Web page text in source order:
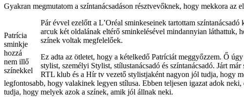
Gyakran megmutatom a színtanácsadáson résztvevőknek, hogy mekkora
Patrícia
sminkje
hozzá
nem illő
színekkel
Pár évvel ezelőtt a L’Oréal sminkeseinek tartottam
arcuk két oldalának eltérő sminkelésével mindannyian láthattuk,
színek voltak megfelelőek.
Ez adta az ötletet, hogy a kételkedő Patríciát meggyőzzem. Ő
stylist, személyi Stylist, stílustanácsadó és színtanácsadó. Járt
RTL klub és a Hír tv vezető stylistjaként nagyon jól tudja, hogy
legfontosabb, hogy valakinek legyen stílusa. Ebben teljesen igazat adok
tudja, hogy melyek azok a színek, amik jól állnak neki.